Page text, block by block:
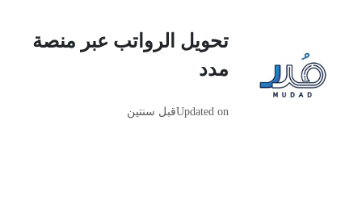
تحويل الرواتب عبر منصة
مدد
Updated onقبل سنتين